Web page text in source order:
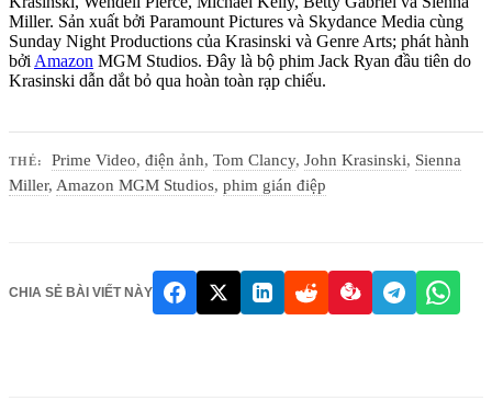
Miller. Sản xuất bởi Paramount Pictures và Skydance Media cùng
Sunday Night Productions của Krasinski và Genre Arts; phát hành
bởi Amazon MGM Studios. Đây là bộ phim Jack Ryan đầu tiên do
Krasinski dẫn dắt bỏ qua hoàn toàn rạp chiếu.
THẺ: Prime Video,điện ảnh,Tom Clancy,John Krasinski, Sienna
Miller, Amazon MGM Studios, phim gián điệp
CHIA SẺ BÀI VIẾT NÀY